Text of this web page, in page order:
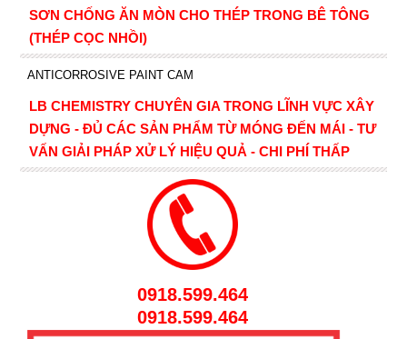
SƠN CHỐNG ĂN MÒN CHO THÉP TRONG BÊ TÔNG
(THÉP CỌC NHỒI)
ANTICORROSIVE PAINT CAM
LB CHEMISTRY CHUYÊN GIA TRONG LĨNH VỰC XÂY
DỰNG - ĐỦ CÁC SẢN PHẨM TỪ MÓNG ĐẾN MÁI - TƯ
VẤN GIẢI PHÁP XỬ LÝ HIỆU QUẢ - CHI PHÍ THẤP
0918.599.464
0918.599.464